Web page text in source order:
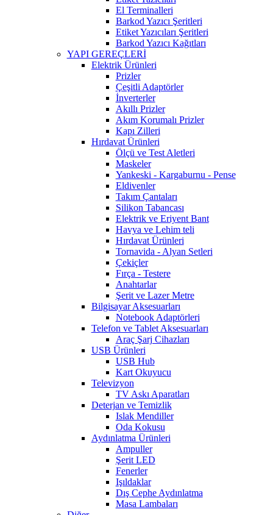
El Terminalleri
Barkod Yazıcı Şeritleri
Etiket Yazıcıları Şeritleri
Barkod Yazıcı Kağıtları
YAPI GEREÇLERİ
Elektrik Ürünleri
Prizler
Çeşitli Adaptörler
İnverterler
Akıllı Prizler
Akım Korumalı Prizler
Kapı Zilleri
Hırdavat Ürünleri
Ölçü ve Test Aletleri
Maskeler
Yankeski - Kargaburnu - Pense
Eldivenler
Takım Çantaları
Silikon Tabancası
Elektrik ve Eriyent Bant
Havya ve Lehim teli
Hırdavat Ürünleri
Tornavida - Alyan Setleri
Çekiçler
Fırça - Testere
Anahtarlar
Şerit ve Lazer Metre
Bilgisayar Aksesuarları
Notebook Adaptörleri
Telefon ve Tablet Aksesuarları
Araç Şarj Cihazları
USB Ürünleri
USB Hub
Kart Okuyucu
Televizyon
TV Askı Aparatları
Deterjan ve Temizlik
Islak Mendiller
Oda Kokusu
Aydınlatma Ürünleri
Ampuller
Şerit LED
Fenerler
Işıldaklar
Dış Cephe Aydınlatma
Masa Lambaları